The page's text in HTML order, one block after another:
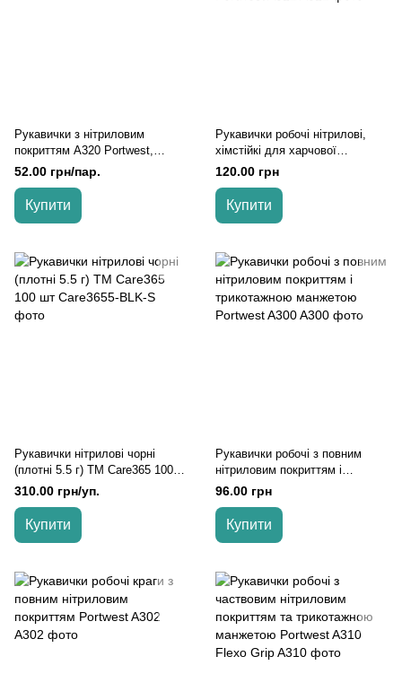
Рукавички з нітриловим
покриттям A320 Portwest,
Чорний, S
52.00 грн/пар.
Купити
Рукавички робочі нітрилові,
хімстійкі для харчової
промисловості Portwest A814,
Блакитний, L
120.00 грн
Купити
Рукавички нітрилові чорні
(плотні 5.5 г) ТМ Care365 100
шт, Чорний, S
310.00 грн/уп.
Купити
Рукавички робочі з повним
нітриловим покриттям і
трикотажною манжетою
Portwest A300, Синій, L
96.00 грн
Купити